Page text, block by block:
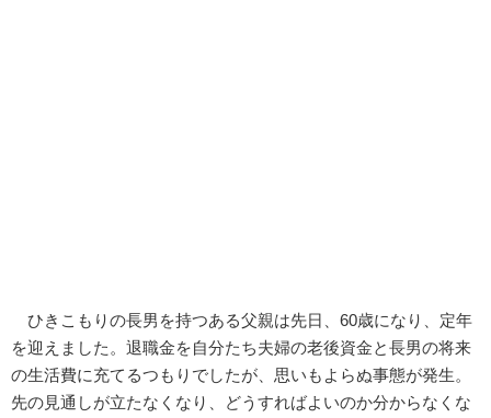
ひきこもりの長男を持つある父親は先日、60歳になり、定年
を迎えました。退職金を自分たち夫婦の老後資金と長男の将来
の生活費に充てるつもりでしたが、思いもよらぬ事態が発生。
先の見通しが立たなくなり、どうすればよいのか分からなくな